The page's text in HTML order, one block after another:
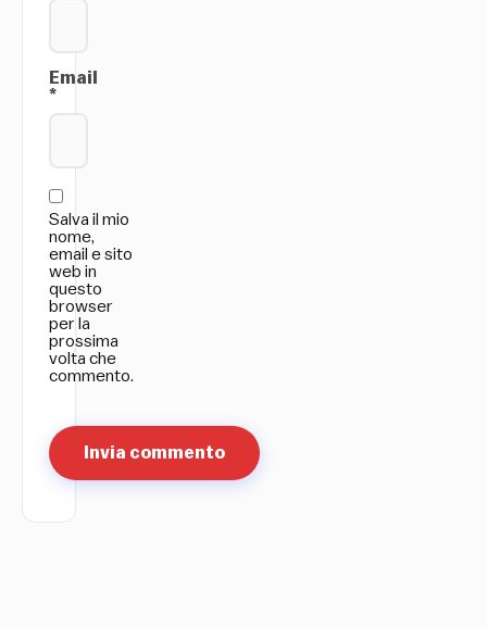
Email
*
Salva il mio
nome,
email e sito
web in
questo
browser
per la
prossima
volta che
commento.